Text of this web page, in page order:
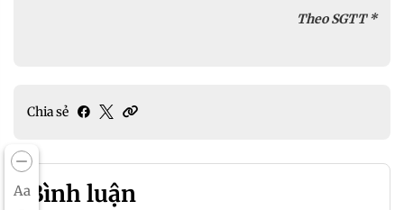
Aa
Theo SGTT *
Chia sẻ
Bình luận